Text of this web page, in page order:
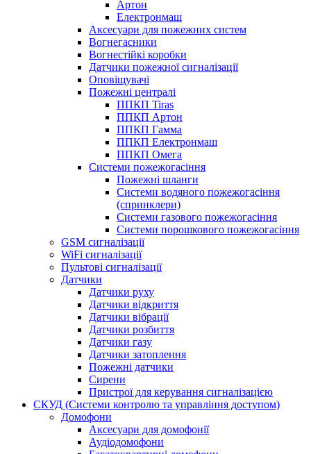
Артон
Електронмаш
Аксесуари для пожежних систем
Вогнегасники
Вогнестійкі коробки
Датчики пожежної сигналізації
Оповіщувачі
Пожежні централі
ППКП Tiras
ППКП Артон
ППКП Гамма
ППКП Електронмаш
ППКП Омега
Системи пожежогасіння
Пожежні шланги
Системи водяного пожежогасіння
(спринклери)
Системи газового пожежогасіння
Системи порошкового пожежогасіння
GSM сигналізації
WiFi сигналізації
Пультові сигналізації
Датчики
Датчики руху
Датчики відкриття
Датчики вібрації
Датчики розбиття
Датчики газу
Датчики затоплення
Пожежні датчики
Сирени
Пристрої для керування сигналізацією
СКУД (Системи контролю та управління доступом)
Домофони
Аксесуари для домофонії
Аудіодомофони